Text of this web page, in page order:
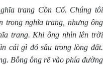
trang Cồn Cổ. Chúng tôi
trong nghĩa trang, nhưng ông
trang. Khi ông nhìn lên trời
cái gì đó sâu trong lòng đất.
Bỗng ông rẽ vào phía đường